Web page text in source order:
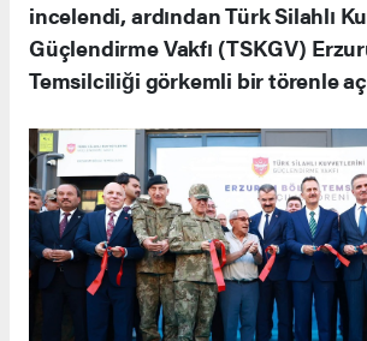
incelendi, ardından Türk Silahlı
Güçlendirme Vakfı (TSKGV)
Temsilciliği görkemli bir törenle